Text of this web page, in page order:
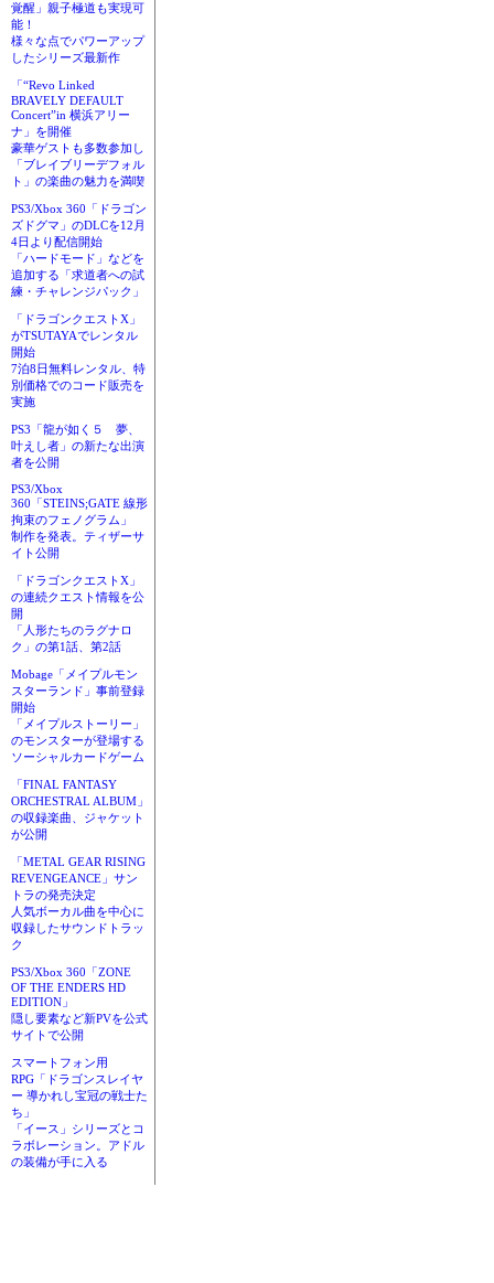
覚醒」親子極道も実現可
能！
様々な点でパワーアップ
したシリーズ最新作
「“Revo Linked
BRAVELY DEFAULT
Concert”in 横浜アリー
ナ」を開催
豪華ゲストも多数参加し
「ブレイブリーデフォル
ト」の楽曲の魅力を満喫
PS3/Xbox 360「ドラゴン
ズドグマ」のDLCを12月
4日より配信開始
「ハードモード」などを
追加する「求道者への試
練・チャレンジパック」
「ドラゴンクエストX」
がTSUTAYAでレンタル
開始
7泊8日無料レンタル、特
別価格でのコード販売を
実施
PS3「龍が如く５ 夢、
叶えし者」の新たな出演
者を公開
PS3/Xbox
360「STEINS;GATE 線形
拘束のフェノグラム」
制作を発表。ティザーサ
イト公開
「ドラゴンクエストX」
の連続クエスト情報を公
開
「人形たちのラグナロ
ク」の第1話、第2話
Mobage「メイプルモン
スターランド」事前登録
開始
「メイプルストーリー」
のモンスターが登場する
ソーシャルカードゲーム
「FINAL FANTASY
ORCHESTRAL ALBUM」
の収録楽曲、ジャケット
が公開
「METAL GEAR RISING
REVENGEANCE」サン
トラの発売決定
人気ボーカル曲を中心に
収録したサウンドトラッ
ク
PS3/Xbox 360「ZONE
OF THE ENDERS HD
EDITION」
隠し要素など新PVを公式
サイトで公開
スマートフォン用
RPG「ドラゴンスレイヤ
ー 導かれし宝冠の戦士た
ち」
「イース」シリーズとコ
ラボレーション。アドル
の装備が手に入る